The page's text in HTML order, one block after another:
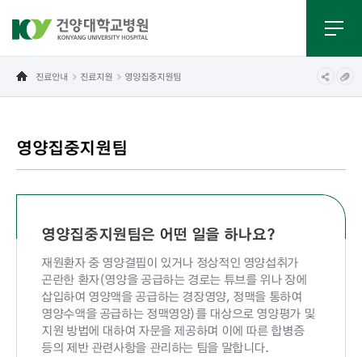
진료안내 진료지원 영양집중지원팀
영양집중지원팀
영양집중지원팀은 어떤 일을 하나요?
재원환자 중 영양결핍이 있거나 정상적인 영양섭취가
곤란한 환자(영양을 공급하는 경로는 튜브를 위나 장에
삽입하여 영양액을 공급하는 경장영양, 정맥을 통하여
영양수액을 공급하는 정맥영양)를 대상으로 영양평가 및
지원 방법에 대하여 자문을 제공하며 이에 따른 합병증
등의 제반 관련사항을 관리하는 팀을 말합니다.